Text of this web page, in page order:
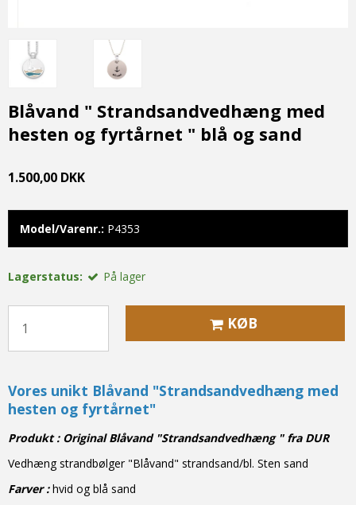
Blåvand " Strandsandvedhæng med
hesten og fyrtårnet " blå og sand
1.500,00 DKK
Model/Varenr.: P4353
Lagerstatus: På lager
KØB
Vores unikt Blåvand "Strandsandvedhæng med
hesten og fyrtårnet"
Produkt: Original Blåvand "Strandsandvedhæng " fra DUR
Vedhæng strandbølger "Blåvand" strandsand/bl. Sten sand
Farver :hvid og blå sand